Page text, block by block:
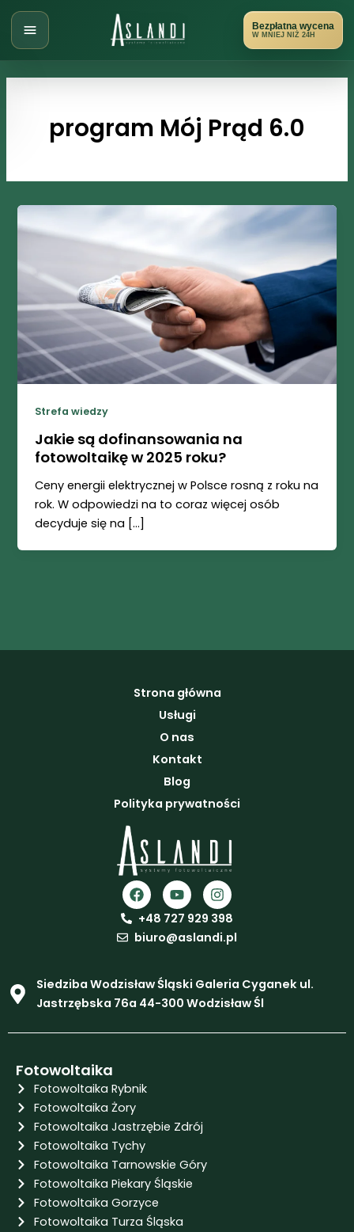
Bezpłatna wycena
W MNIEJ NIŻ 24H
Przejdź
treści
program Mój Prąd 6.0
Strefa wiedzy
Jakie są dofinansowania na
fotowoltaikę w 2025 roku?
Ceny energii elektrycznej w Polsce rosną z roku na
rok. W odpowiedzi na to coraz więcej osób
decyduje się na […]
Strona główna
Usługi
O nas
Kontakt
Blog
Polityka prywatności
F
a
c
e
b
k
Y
o
u
t
u
I
n
s
t
a
a
m
+48 727 929 398
biuro@aslandi.pl
Siedziba Wodzisław Śląski Galeria Cyganek ul.
Jastrzębska 76a 44-300 Wodzisław Śl
Fotowoltaika
Fotowoltaika Rybnik
Fotowoltaika Żory
Fotowoltaika Jastrzębie Zdrój
Fotowoltaika Tychy
Fotowoltaika Tarnowskie Góry
Fotowoltaika Piekary Śląskie
Fotowoltaika Gorzyce
Fotowoltaika Turza Śląska